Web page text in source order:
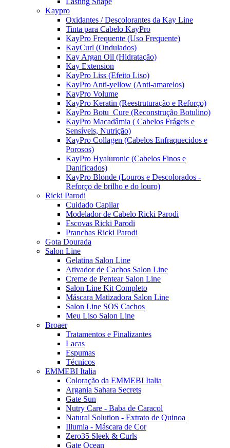
Kaypro
Oxidantes / Descolorantes da Kay Line
Tinta para Cabelo KayPro
KayPro Frequente (Uso Frequente)
KayCurl (Ondulados)
Kay Argan Oil (Hidratação)
Kay Extension
KayPro Liss (Efeito Liso)
KayPro Anti-yellow (Anti-amarelos)
KayPro Volume
KayPro Keratin (Reestruturação e Reforço)
KayPro Botu_Cure (Reconstrução Botulino)
KayPro Macadâmia ( Cabelos Frágeis e
Sensíveis, Nutrição)
KayPro Collagen (Cabelos Enfraquecidos e
Porosos)
KayPro Hyaluronic (Cabelos Finos e
Danificados)
KayPro Blonde (Louros e Descolorados -
Reforço de brilho e do louro)
Ricki Parodi
Cuidado Capilar
Modelador de Cabelo Ricki Parodi
Escovas Ricki Parodi
Pranchas Ricki Parodi
Gota Dourada
Salon Line
Gelatina Salon Line
Ativador de Cachos Salon Line
Creme de Pentear Salon Line
Salon Line Kit Completo
Máscara Matizadora Salon Line
Salon Line SOS Cachos
Meu Liso Salon Line
Broaer
Tratamentos e Finalizantes
Lacas
Espumas
Técnicos
EMMEBI Italia
Coloração da EMMEBI Italia
Argania Sahara Secrets
Gate Sun
Nutry Care - Baba de Caracol
Natural Solution - Extrato de Quinoa
Illumia - Máscara de Cor
Zero35 Sleek & Curls
Gate Ocean